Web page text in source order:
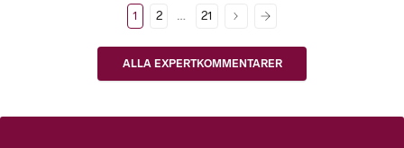
1 2 … 21
ALLA EXPERTKOMMENTARER